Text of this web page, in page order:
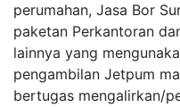
perumahan, Jasa Bor
paketan Perkantoran
lainnya yang
pengambilan Jetpum
bertugas mengalirkan/